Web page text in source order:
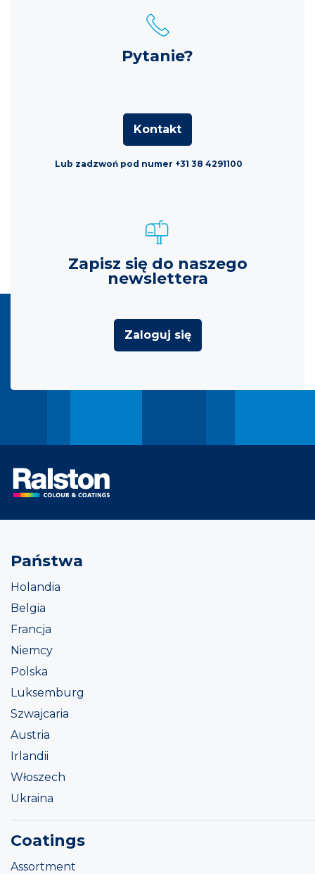
Pytanie?
Kontakt
Lub zadzwoń pod numer +31 38 4291100
Zapisz się do naszego
newslettera
Zaloguj się
Państwa
Holandia
Belgia
Francja
Niemcy
Polska
Luksemburg
Szwajcaria
Austria
Irlandii
Włoszech
Ukraina
Coatings
Assortment